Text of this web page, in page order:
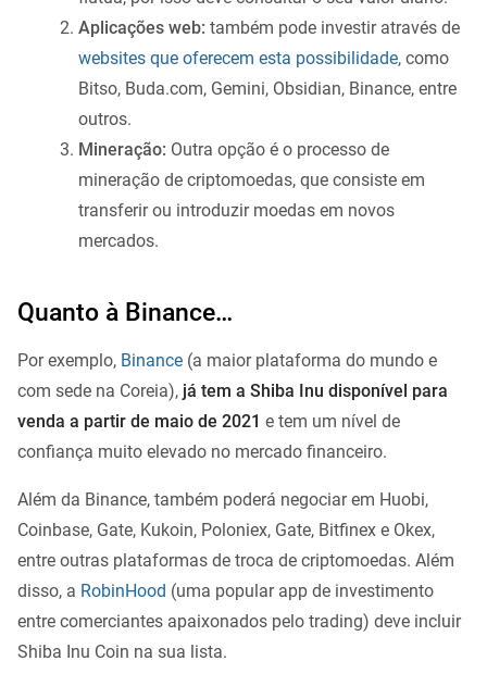
Aplicações web: também pode investir através de
websites que oferecem esta possibilidade, como
Bitso, Buda.com, Gemini, Obsidian, Binance, entre
outros.
Mineração: Outra opção é o processo de
mineração de criptomoedas, que consiste em
transferir ou introduzir moedas em novos
mercados.
Quanto à Binance…
Por exemplo, Binance (a maior plataforma do mundo e
com sede na Coreia), já tem a Shiba Inu disponível para
venda a partir de maio de 2021 e tem um nível de
confiança muito elevado no mercado financeiro.
Além da Binance, também poderá negociar em Huobi,
Coinbase, Gate, Kukoin, Poloniex, Gate, Bitfinex e Okex,
entre outras plataformas de troca de criptomoedas. Além
disso, a RobinHood (uma popular app de investimento
entre comerciantes apaixonados pelo trading) deve incluir
Shiba Inu Coin na sua lista.